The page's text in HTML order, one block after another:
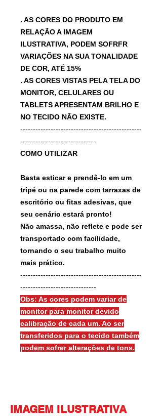
. AS CORES DO PRODUTO EM
RELAÇÃO A IMAGEM
ILUSTRATIVA, PODEM SOFRFR
VARIAÇÕES NA SUA TONALIDADE
DE COR, ATÉ 15%
. AS CORES VISTAS PELA TELA DO
MONITOR, CELULARES OU
TABLETS APRESENTAM BRILHO E
NO TECIDO NÃO EXISTE.
------------------------------------------------
------------------------------
COMO UTILIZAR
Basta esticar e prendê-lo em um
tripé ou na parede com tarraxas de
escritório ou fitas adesivas, que
seu cenário estará pronto!
Não amassa, não reflete e pode ser
transportado com facilidade,
tornando o seu trabalho muito
mais prático.
------------------------------------------------
------------------------------
Obs: As cores podem variar de
monitor para monitor devido
calibração de cada um. Ao ser
transferidos para o tecido também
podem sofrer alterações de tons.
IMAGEM ILUSTRATIVA